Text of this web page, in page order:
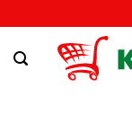
springen